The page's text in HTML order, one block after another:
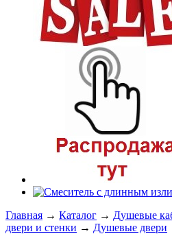
Главная → Каталог → Душевые
двери и стенки → Душевые двери